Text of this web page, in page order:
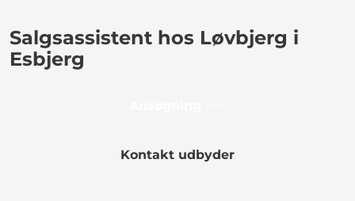
Salgsassistent hos Løvbjerg i
Esbjerg
Kontakt udbyder